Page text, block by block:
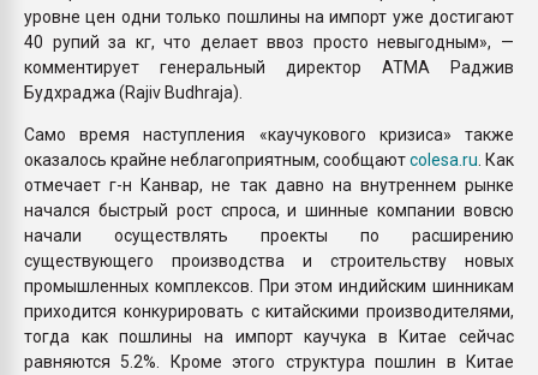
уровне цен одни только пошлины на импорт уже достигают
40 рупий за кг, что делает ввоз просто невыгодным», —
комментирует генеральный директор ATMA Раджив
Будхраджа (Rajiv Budhraja).
Само время наступления «каучукового кризиса» также
оказалось крайне неблагоприятным, сообщаютcolesa.ru . Как
отмечает г-н Канвар, не так давно на внутреннем рынке
начался быстрый рост спроса, и шинные компании вовсю
начали осуществлять проекты по расширению
существующего производства и строительству новых
промышленных комплексов. При этом индийским шинникам
приходится конкурировать с китайскими производителями,
тогда как пошлины на импорт каучука в Китае сейчас
равняются 5.2%. Кроме этого структура пошлин в Китае